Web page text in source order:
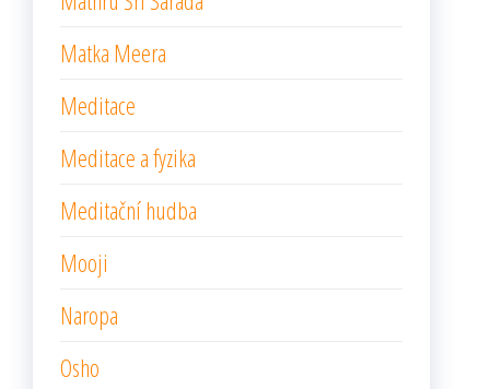
Matka Meera
Meditace
Meditace a fyzika
Meditační hudba
Mooji
Naropa
Osho